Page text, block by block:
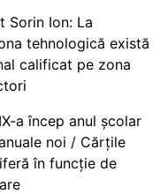
Sorin Ion: La
tehnologică există
calificat pe zona
a încep anul școlar
noi / Cărțile
în funcție de